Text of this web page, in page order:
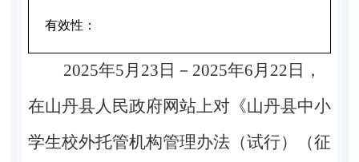
有效性：
2025年5月23日－2025年6月22日，
在山丹县人民政府网站上对《山丹县中小
学生校外托管机构管理办法（试行）（征